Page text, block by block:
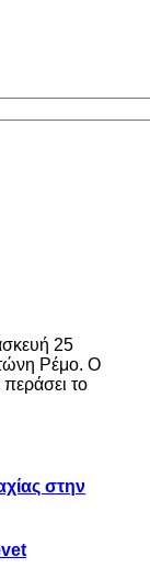
25
Ρέμο. Ο
το
στην